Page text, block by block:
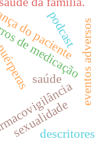
de medicaçãoeventos adversos
do paciente
saúde
podcast
sexualidade
descritores